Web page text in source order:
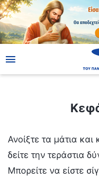
Ανοίξτε τα μάτια και
δείτε την τεράστια
Μπορείτε να είστε